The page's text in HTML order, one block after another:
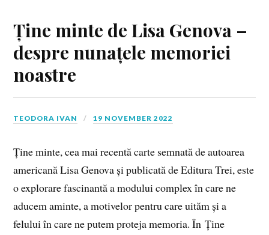
Ține minte de Lisa Genova –
despre nunațele memoriei
noastre
TEODORA IVAN 19 NOVEMBER 2022
Ține minte, cea mai recentă carte semnată de autoarea
americană Lisa Genova și publicată de Editura Trei, este
o explorare fascinantă a modului complex în care ne
aducem aminte, a motivelor pentru care uităm și a
felului în care ne putem proteja memoria. În Ține